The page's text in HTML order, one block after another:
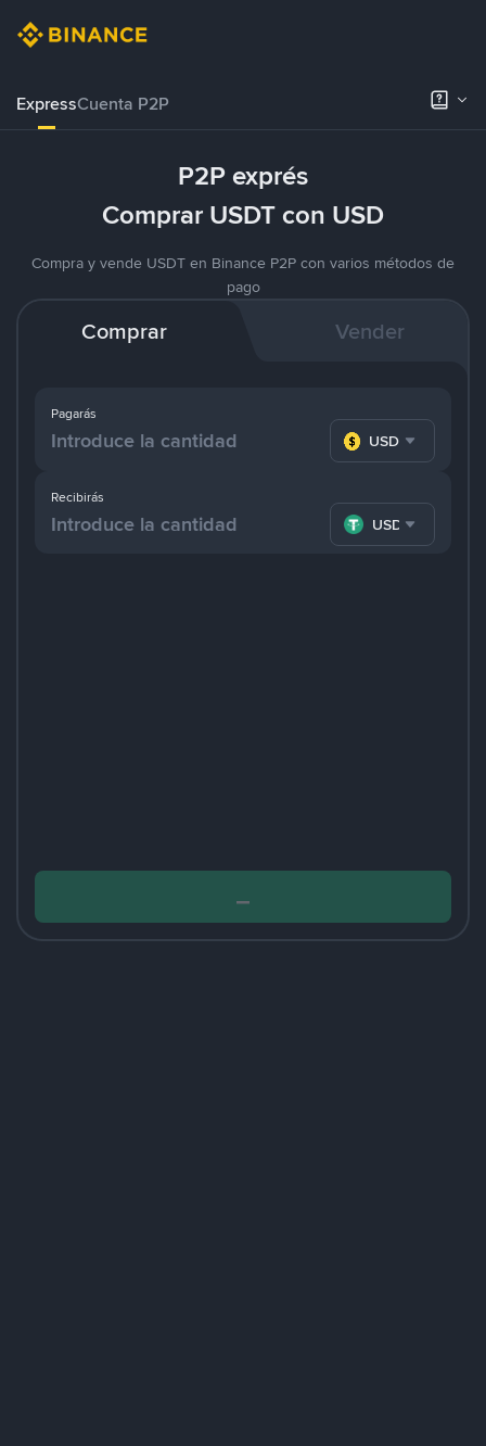
ExpressCuenta P2P
P2P exprés
Comprar USDT con USD
Compra y vende USDT en Binance P2P con varios métodos de
pago
Comprar Vender
Pagarás
USD
Recibirás
USDT